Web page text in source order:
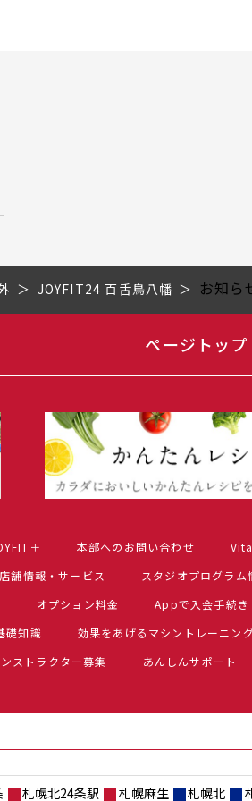
JOYFIT24 百舌鳥八幡 お知ら
ページトップ
＋ 本部へのお問い合わせ
店舗情報・サービス スタジオプログラム
オプション料金
Appで入会手続き
礎知識
効果をあげるマシントレーニン
ストラクター募集 あんしんサポート
札幌北24条駅 札幌麻生 札幌北